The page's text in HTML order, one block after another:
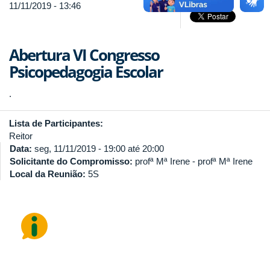
11/11/2019 - 13:46
Abertura VI Congresso
Psicopedagogia Escolar
.
Lista de Participantes:
Reitor
Data: seg, 11/11/2019 - 19:00 até 20:00
Solicitante do Compromisso: profª Mª Irene - profª Mª Irene
Local da Reunião: 5S